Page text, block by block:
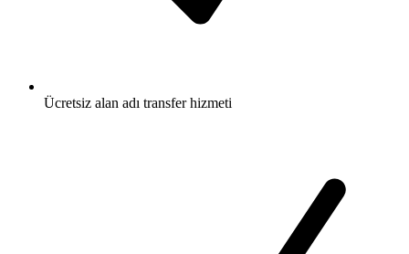
Ücretsiz alan adı transfer hizmeti